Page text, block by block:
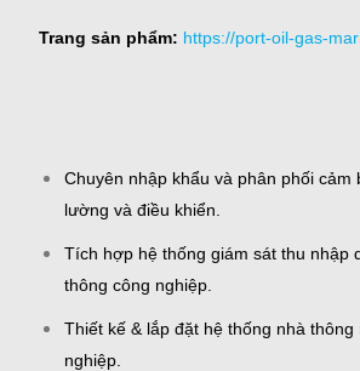
Trang sản phẩm: https://port-oil-gas-
Chuyên nhập khẩu và phân phối cảm
lường và điều khiển.
Tích hợp hệ thống giám sát thu nhập
thông công nghiệp.
Thiết kế & lắp đặt hệ thống nhà
nghiệp.